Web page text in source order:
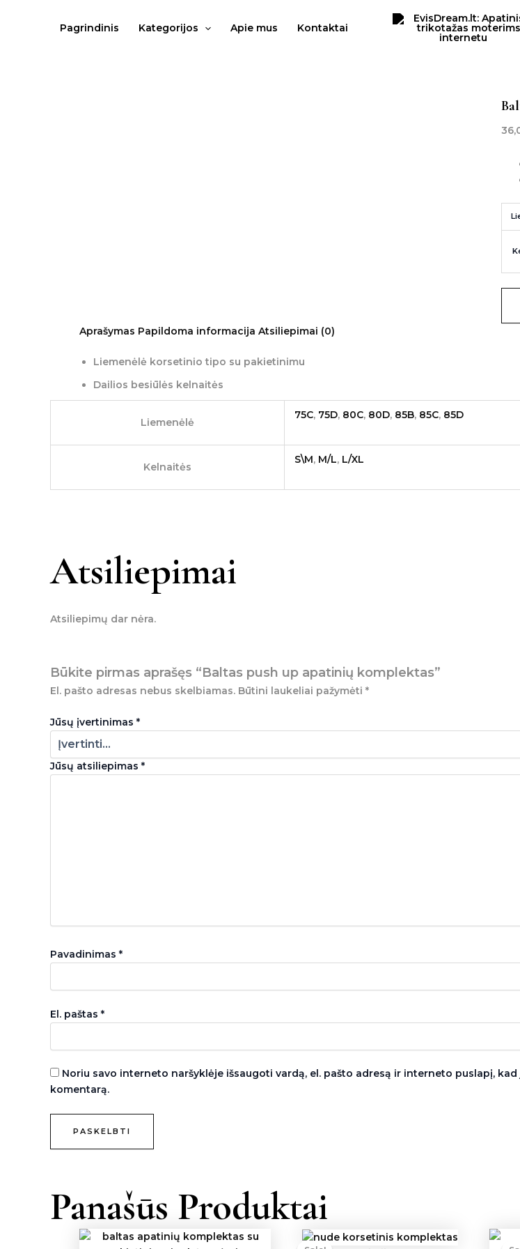
Pagrindinis Kategorijos Apie mus Kontaktai
Aprašymas Papildoma informacija Atsiliepimai (0)
Liemenėlė korsetinio tipo su pakietinimu
Dailios besiūlės kelnaitės
Liemenėlė
75C, 75D, 80C, 80D, 85B, 85C, 85D
Kelnaitės
S\M, M/L, L/XL
Atsiliepimai
Atsiliepimų dar nėra.
Būkite pirmas aprašęs “Baltas push up apatinių komplektas”
El. pašto adresas nebus skelbiamas. Būtini laukeliai pažymėti *
Jūsų įvertinimas *
Jūsų atsiliepimas *
Pavadinimas *
El. paštas *
Noriu savo interneto naršyklėje išsaugoti vardą, el. pašto adresą ir interneto puslapį,
komentarą.
Panašūs Produktai
OriginalCurrent